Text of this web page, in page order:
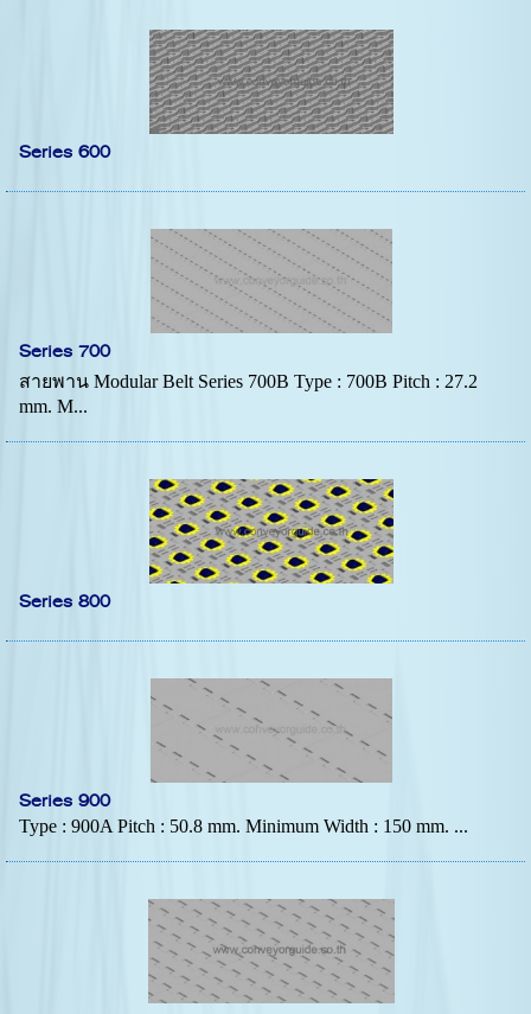
Series 600
Series 700
สายพาน Modular Belt Series 700B Type : 700B Pitch : 27.2
mm. M...
Series 800
Series 900
Type : 900A Pitch : 50.8 mm. Minimum Width : 150 mm. ...